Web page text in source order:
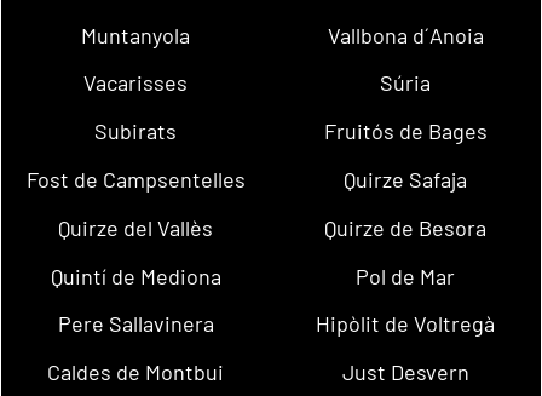
Muntanyola
Vallbona d´Anoia
Vacarisses
Súria
Subirats
Fruitós de Bages
Fost de Campsentelles
Quirze Safaja
Quirze del Vallès
Quirze de Besora
Quintí de Mediona
Pol de Mar
Pere Sallavinera
Hipòlit de Voltregà
Caldes de Montbui
Just Desvern